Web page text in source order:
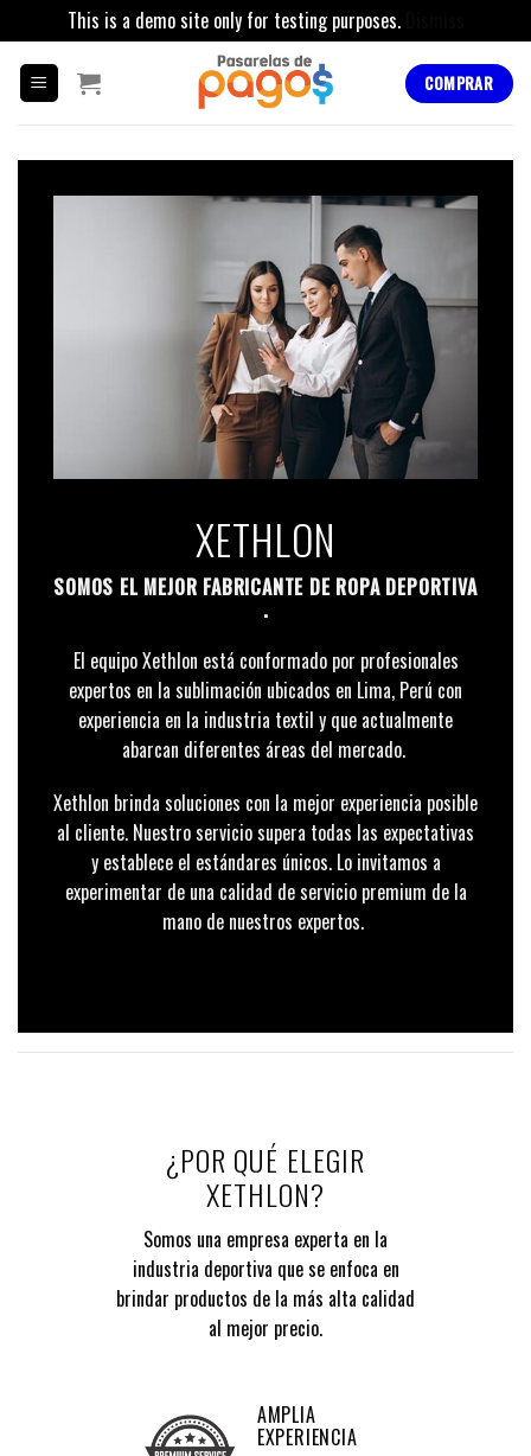
This is a demo site only for testing purposes.
COMPRAR
XETHLON
SOMOS EL MEJOR FABRICANTE DE ROPA DEPORTIVA
.
El equipo Xethlon está conformado por profesionales
expertos en la sublimación ubicados en Lima, Perú con
experiencia en la industria textil y que actualmente
abarcan diferentes áreas del mercado.
Xethlon brinda soluciones con la mejor experiencia posible
al cliente. Nuestro servicio supera todas las expectativas
y establece el estándares únicos. Lo invitamos a
experimentar de una calidad de servicio premium de la
mano de nuestros expertos.
¿POR QUÉ ELEGIR
XETHLON?
Somos una empresa experta en la
industria deportiva que se enfoca en
brindar productos de la más alta calidad
al mejor precio.
AMPLIA
EXPERIENCIA